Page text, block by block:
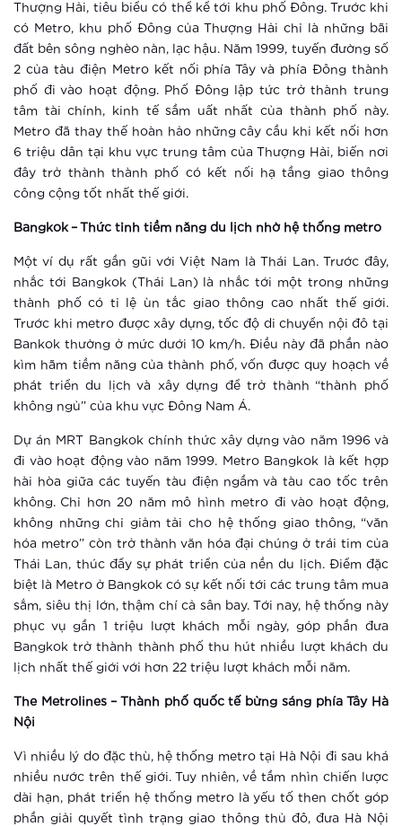
Thượng Hải, tiêu biểu có thể kể tới khu phố Đông. Trước khi
có Metro, khu phố Đông của Thượng Hải chỉ là những bãi
đất bên sông nghèo nàn, lạc hậu. Năm 1999, tuyến đường số
2 của tàu điện Metro kết nối phía Tây và phía Đông thành
phố đi vào hoạt động. Phố Đông lập tức trở thành trung
tâm tài chính, kinh tế sầm uất nhất của thành phố này.
Metro đã thay thế hoàn hảo những cây cầu khi kết nối hơn
6 triệu dân tại khu vực trung tâm của Thượng Hải, biến nơi
đây trở thành thành phố có kết nối hạ tầng giao thông
công cộng tốt nhất thế giới.
Bangkok – Thức tỉnh tiềm năng du lịch nhờ hệ thống metro
Một ví dụ rất gần gũi với Việt Nam là Thái Lan. Trước đây,
nhắc tới Bangkok (Thái Lan) là nhắc tới một trong những
thành phố có tỉ lệ ùn tắc giao thông cao nhất thế giới.
Trước khi metro được xây dựng, tốc độ di chuyển nội đô tại
Bankok thường ở mức dưới 10 km/h. Điều này đã phần nào
kìm hãm tiềm năng của thành phố, vốn được quy hoạch về
phát triển du lịch và xây dựng để trở thành “thành phố
không ngủ” của khu vực Đông Nam Á.
Dự án MRT Bangkok chính thức xây dựng vào năm 1996 và
đi vào hoạt động vào năm 1999. Metro Bangkok là kết hợp
hài hòa giữa các tuyến tàu điện ngầm và tàu cao tốc trên
không. Chỉ hơn 20 năm mô hình metro đi vào hoạt động,
không những chỉ giảm tải cho hệ thống giao thông, “văn
hóa metro” còn trở thành văn hóa đại chúng ở trái tim của
Thái Lan, thúc đẩy sự phát triển của nền du lịch. Điểm đặc
biệt là Metro ở Bangkok có sự kết nối tới các trung tâm mua
sắm, siêu thị lớn, thậm chí cả sân bay. Tới nay, hệ thống này
phục vụ gần 1 triệu lượt khách mỗi ngày, góp phần đưa
Bangkok trở thành thành phố thu hút nhiều lượt khách du
lịch nhất thế giới với hơn 22 triệu lượt khách mỗi năm.
The Metrolines – Thành phố quốc tế bừng sáng phía Tây Hà
Nội
Vì nhiều lý do đặc thù, hệ thống metro tại Hà Nội đi sau khá
nhiều nước trên thế giới. Tuy nhiên, về tầm nhìn chiến lược
dài hạn, phát triển hệ thống metro là yếu tố then chốt góp
phần giải quyết tình trạng giao thông thủ đô, đưa Hà Nội
Thành phố thông minh khác xa khu
căn hộ thông thường ra sao?
Xem thêm
Điểm check-in khó bỏ qua tại Hà Nội
dịp Tết thiếu nhi 1-6
Xem thêm
Vingroup tổ chức cho khách hàng trải
nghiệm phong cách sống thông minh
Xem thêm
Hào hứng với “cuộc sống một chạm”
tại Vinhomes Smart City
Xem thêm
phạm tội
Sống tại thành phố thông minh, trẻ
em được bảo vệ đa lớp như thế nào?
Vinhomes Smart City: Những trải
nghiệm tuyệt vời cho người trẻ hiện
đại
Xem thêm
đón đầu của ông lớn BĐS Vingroup
Xem thêm